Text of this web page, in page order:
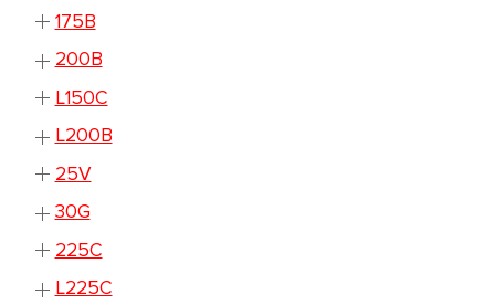
175B
200B
L150C
L200B
25V
30G
225C
L225C